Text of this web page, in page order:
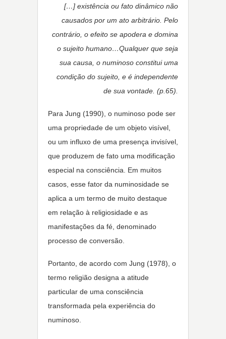
[…] existência ou fato dinâmico não
causados por um ato arbitrário. Pelo
contrário, o efeito se apodera e domina
o sujeito humano…Qualquer que seja
sua causa, o numinoso constitui uma
condição do sujeito, e é independente
de sua vontade. (p.65).
Para Jung (1990), o numinoso pode ser
uma propriedade de um objeto visível,
ou um influxo de uma presença invisível,
que produzem de fato uma modificação
especial na consciência. Em muitos
casos, esse fator da numinosidade se
aplica a um termo de muito destaque
em relação à religiosidade e as
manifestações da fé, denominado
processo de conversão.
Portanto, de acordo com Jung (1978), o
termo religião designa a atitude
particular de uma consciência
transformada pela experiência do
numinoso.